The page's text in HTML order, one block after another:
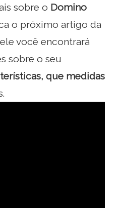
sobre o Domino
o próximo artigo da
você encontrará
sobre o seu
que medidas